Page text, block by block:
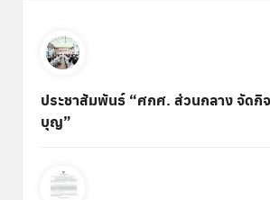
ประชาสัมพันธ์ “ศกศ. ส่วนกลาง จัดกิ
บุญ”